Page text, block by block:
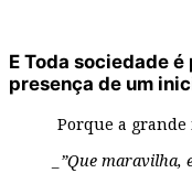
E Toda sociedade
presença de um
Porque a
_”Que